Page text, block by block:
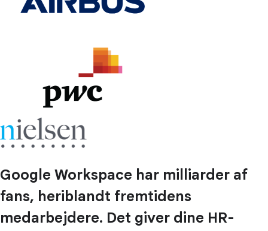
Google Workspace har milliarder af
fans, heriblandt fremtidens
medarbejdere. Det giver dine HR-